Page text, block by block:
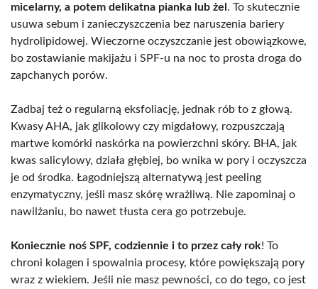
micelarny, a potem delikatna pianka lub żel . To skutecznie
usuwa sebum i zanieczyszczenia bez naruszenia bariery
hydrolipidowej. Wieczorne oczyszczanie jest obowiązkowe,
bo zostawianie makijażu i SPF-u na noc to prosta droga do
zapchanych porów.
Zadbaj też o regularną eksfoliację, jednak rób to z głową.
Kwasy AHA, jak glikolowy czy migdałowy, rozpuszczają
martwe komórki naskórka na powierzchni skóry. BHA, jak
kwas salicylowy, działa głębiej, bo wnika w pory i oczyszcza
je od środka. Łagodniejszą alternatywą jest peeling
enzymatyczny, jeśli masz skórę wrażliwą. Nie zapominaj o
nawilżaniu, bo nawet tłusta cera go potrzebuje.
Koniecznie noś SPF, codziennie i to przez cały rok! To
chroni kolagen i spowalnia procesy, które powiększają pory
wraz z wiekiem. Jeśli nie masz pewności, co do tego, co jest